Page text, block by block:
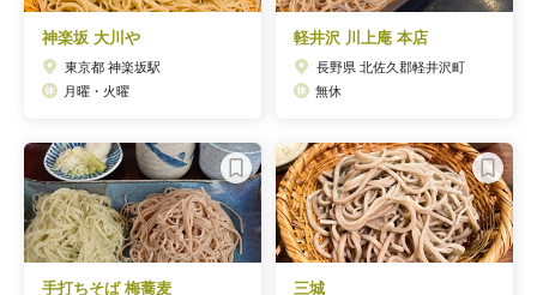
神楽坂 大川や
東京都 神楽坂駅
月曜・火曜
軽井沢 川上庵 本店
長野県 北佐久郡軽井沢町
無休
手打ちそば 梅蕎麦 三城